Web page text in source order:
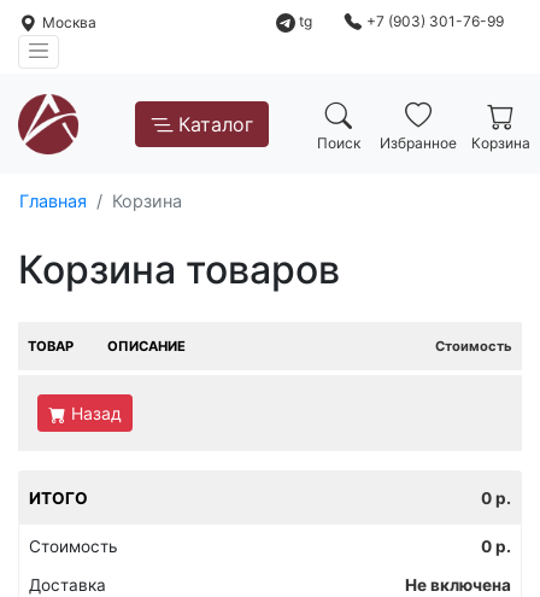
Москва tg +7 (903) 301-76-99
Каталог
Поиск Избранное Корзина
Главная Корзина
Корзина товаров
ТОВАР ОПИСАНИЕ Стоимость
Назад
ИТОГО 0р.
Стоимость 0р.
Доставка
Не включена